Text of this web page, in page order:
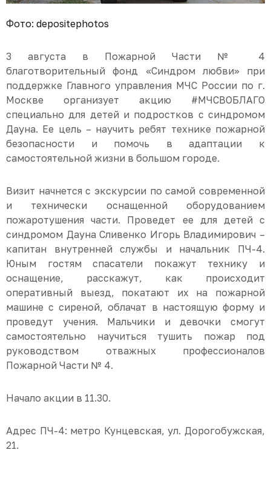
Фото: depositephotos
3 августа в Пожарной Части № 4
благотворительный фонд «Синдром любви» при
поддержке Главного управления МЧС России по г.
Москве организует акцию #МЧСВОБЛАГО
специально для детей и подростков с синдромом
Дауна. Ее цель – научить ребят технике пожарной
безопасности и помочь в адаптации к
самостоятельной жизни в большом городе.
Визит начнется с экскурсии по самой современной
и технически оснащенной оборудованием
пожаротушения части. Проведет ее для детей с
синдромом Дауна Сливенко Игорь Владимирович –
капитан внутренней службы и начальник ПЧ-4.
Юным гостям спасатели покажут технику и
оснащение, расскажут, как происходит
оперативный выезд, покатают их на пожарной
машине с сиреной, облачат в настоящую форму и
проведут учения. Мальчики и девочки смогут
самостоятельно научиться тушить пожар под
руководством отважных профессионалов
Пожарной Части № 4.
Начало акции в 11.30.
Адрес ПЧ-4: метро Кунцевская, ул. Дорогобужская,
21.